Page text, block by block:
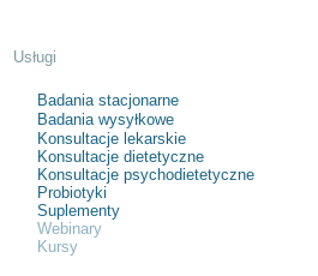
Usługi
Badania stacjonarne
Badania wysyłkowe
Konsultacje lekarskie
Konsultacje dietetyczne
Konsultacje psychodietetyczne
Probiotyki
Suplementy
Webinary
Kursy